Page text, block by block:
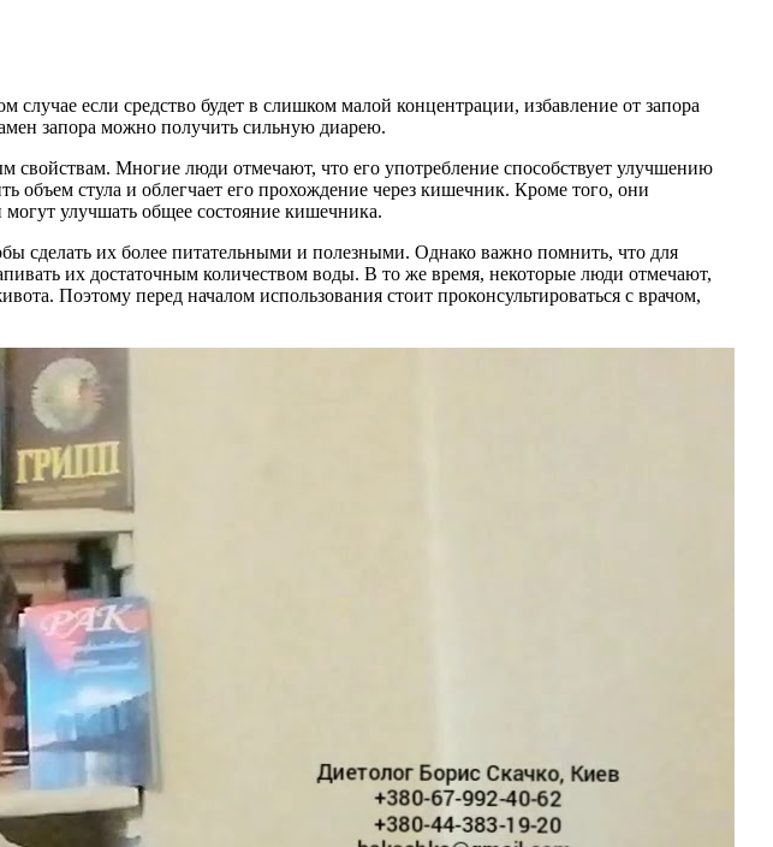
случае если средство будет в слишком малой концентрации, избавление от запора
запора можно получить сильную диарею.
свойствам. Многие люди отмечают, что его употребление способствует улучшению
объем стула и облегчает его прохождение через кишечник. Кроме того, они
улучшать общее состояние кишечника.
сделать их более питательными и полезными. Однако важно помнить, что для
их достаточным количеством воды. В то же время, некоторые люди отмечают,
Поэтому перед началом использования стоит проконсультироваться с врачом,